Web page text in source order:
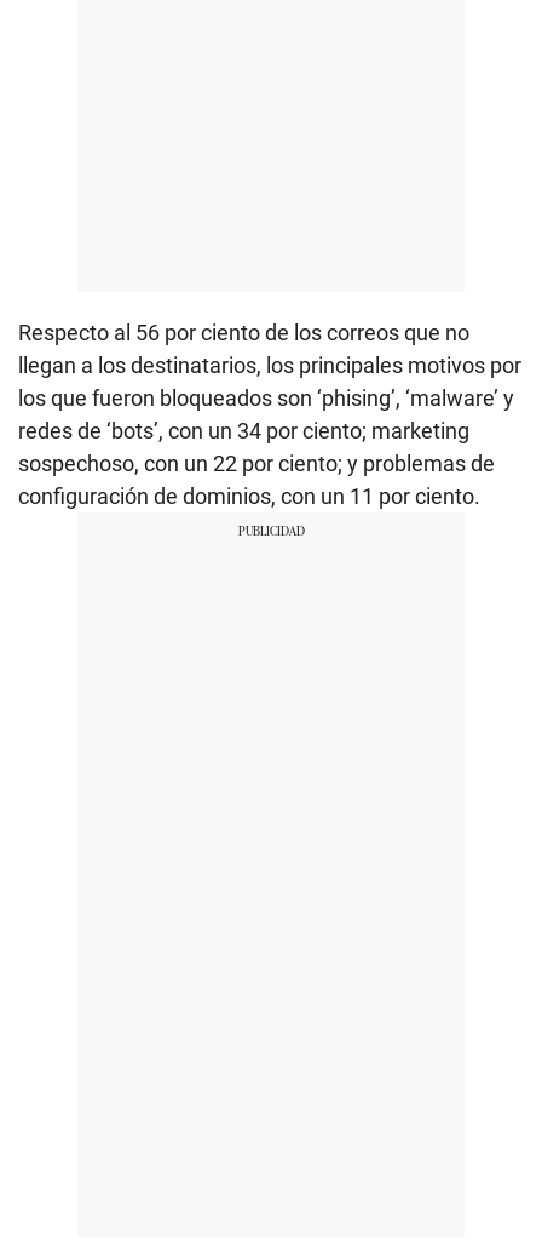
Respecto al 56 por ciento de los correos que no
llegan a los destinatarios, los principales motivos por
los que fueron bloqueados son ‘phising’, ‘malware’ y
redes de ‘bots’, con un 34 por ciento; marketing
sospechoso, con un 22 por ciento; y problemas de
configuración de dominios, con un 11 por ciento.